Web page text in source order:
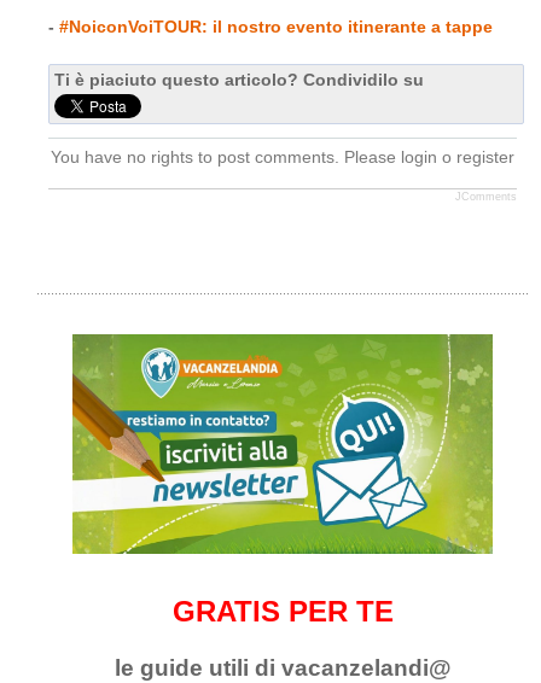
- #NoiconVoiTOUR: il nostro evento itinerante a tappe
Ti è piaciuto questo articolo? Condividilo su
You have no rights to post comments. Please login o register
JComments
GRATIS PER TE
le guide utili di vacanzelandi@